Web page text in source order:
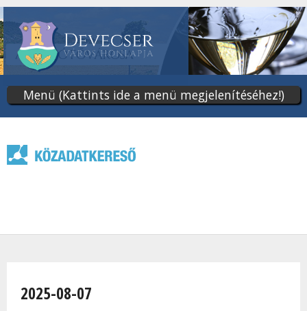
tartalomra
Menü (Kattints ide a menü megjelenítéséhez!)
2025-08-07